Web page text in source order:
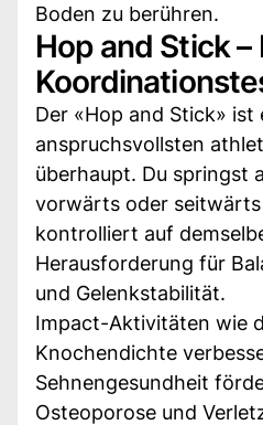
Boden zu berühren.
Hop and Stick
Der «Hop and Stick» ist
anspruchsvollsten
überhaupt. Du springst
vorwärts oder
kontrolliert auf
Herausforderung für
und Gelenkstabilität.
Impact-Aktivitäten wie
Knochendichte
Sehnengesundheit
Osteoporose und